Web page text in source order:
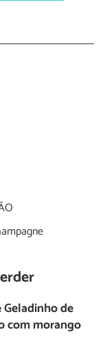
Geladinho de
com morango